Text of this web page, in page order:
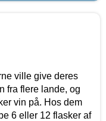
ville give deres
fra flere lande, og
vin på. Hos dem
6 eller 12 flasker af